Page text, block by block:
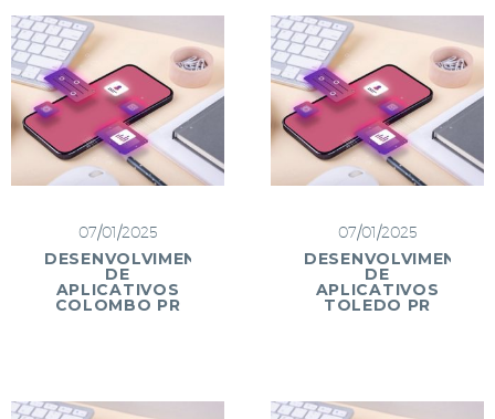
07/01/2025
DESENVOLVIMENTO
DE
APLICATIVOS
COLOMBO PR
07/01/2025
DESENVOLVIMENTO
DE
APLICATIVOS
TOLEDO PR